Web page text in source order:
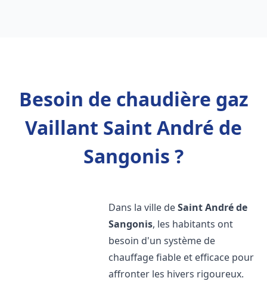
Besoin de chaudière gaz
Vaillant Saint André de
Sangonis ?
Dans la ville deSaint André de
Sangonis, les habitants ont
besoin d'un système de
chauffage fiable et efficace pour
affronter les hivers rigoureux.